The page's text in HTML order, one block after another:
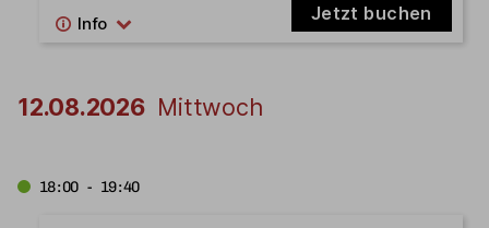
Jetzt buchen
12.08.2026 Mittwoch
18:00 - 19:40